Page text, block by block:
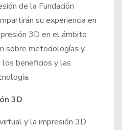
de la Fundación
su experiencia en
3D en el ámbito
sobre metodologías y
beneficios y las
3D
y la impresión 3D